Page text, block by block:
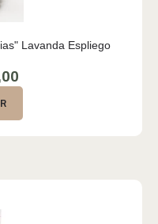
Lavanda Espliego